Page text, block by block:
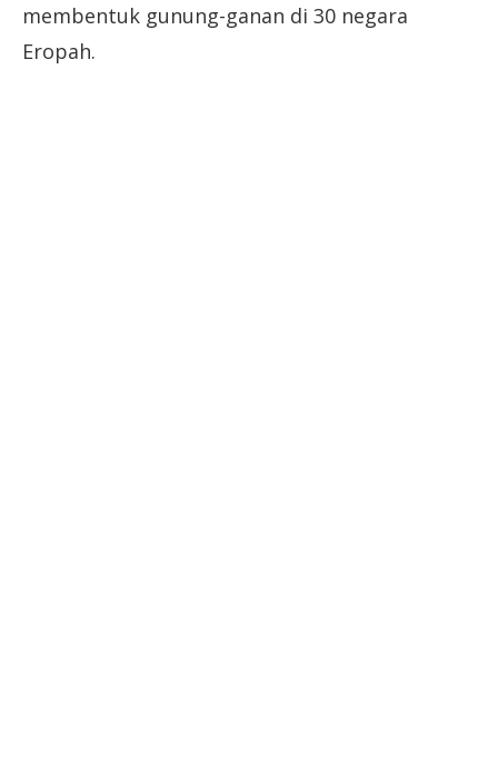
membentuk gunung-ganan di 30 negara
Eropah.